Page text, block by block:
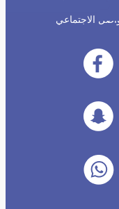
الاجتماعي